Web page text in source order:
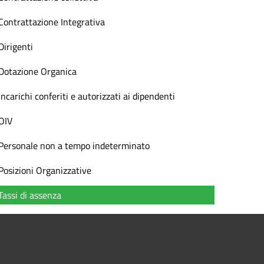
Integrativa
Organica
conferiti e autorizzati ai dipendenti
non a tempo indeterminato
Organizzative
di assenza